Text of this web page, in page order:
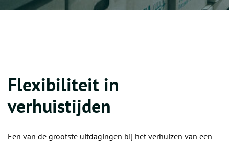
Flexibiliteit in
verhuistijden
Een van de grootste uitdagingen bij het verhuizen van een